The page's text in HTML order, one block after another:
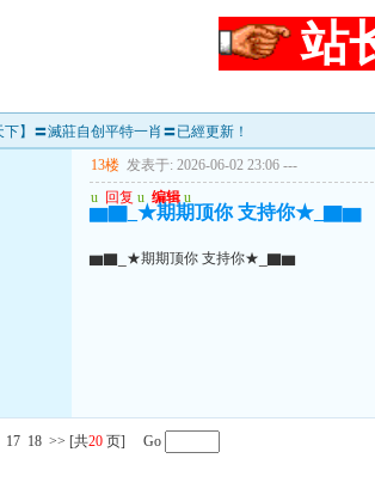
站
】〓滅莊自创平特一肖〓已經更新！
13楼 发表于: 2026-06-02 23:06 ---
u 回复 u 编辑 u
▆▇_★期期顶你 支持你★_▇▆
▆▇_★期期顶你 支持你★_▇▆
17 18 >> [共20 页] Go